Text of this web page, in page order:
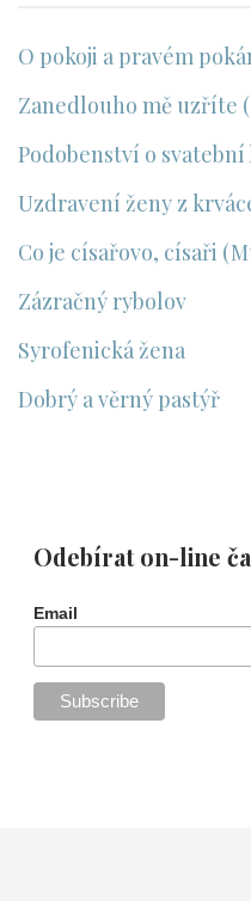
O pokoji a pravém
Zanedlouho mě uzříte
Podobenství o svatební
Uzdravení ženy z
Co je císařovo, císaři (Mt
Zázračný rybolov
Syrofenická žena
Dobrý a věrný pastýř
Odebírat on-line
Email